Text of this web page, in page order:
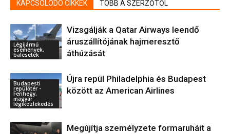
KAPCSOLÓDÓ CIKKEK TÖBB A SZERZŐTŐL
Légijármű
események,
balesetek
Vizsgálják a Qatar Airways leendő
áruszállítójának hajmeresztő
áthúzását
Budapesti
repülőtér -
Ferihegy,
magyar
légiközlekedés
Újra repül Philadelphia és Budapest
között az American Airlines
Megújítja személyzete formaruháit a